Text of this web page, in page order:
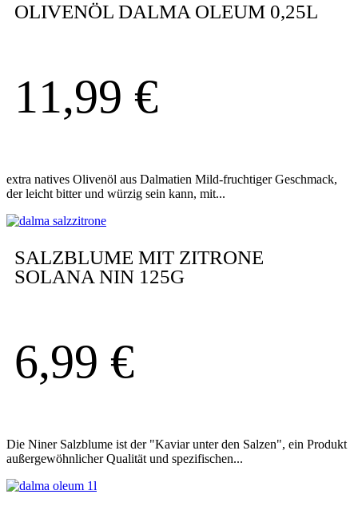
OLIVENÖL DALMA OLEUM 0,25L
11,99 €
extra natives Olivenöl aus Dalmatien Mild-fruchtiger Geschmack,
der leicht bitter und würzig sein kann, mit...
SALZBLUME MIT ZITRONE
SOLANA NIN 125G
6,99 €
Die Niner Salzblume ist der "Kaviar unter den Salzen", ein Produkt
außergewöhnlicher Qualität und spezifischen...